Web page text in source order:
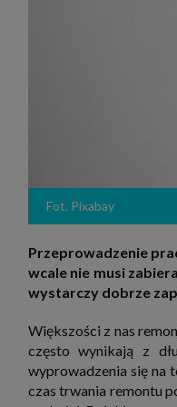
Fot. Pixabay
Przeprowadzenie
wcale nie musi
wystarczy dobrze
Większości z nas
często wynikają z
wyprowadzenia się na
czas trwania remontu